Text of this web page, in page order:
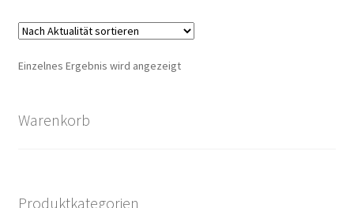
Mein Konto
Shop
Einzelnes Ergebnis wird angezeigt
Warenkorb
Produktkategorien